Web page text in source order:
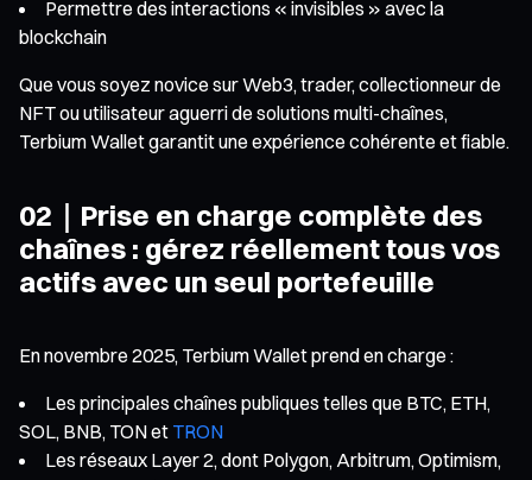
Permettre des interactions « invisibles » avec la
blockchain
Que vous soyez novice sur Web3, trader, collectionneur de
NFT ou utilisateur aguerri de solutions multi-chaînes,
Terbium Wallet garantit une expérience cohérente et fiable.
02｜Prise en charge complète des
chaînes : gérez réellement tous vos
actifs avec un seul portefeuille
En novembre 2025, Terbium Wallet prend en charge :
Les principales chaînes publiques telles que BTC, ETH,
SOL, BNB, TON et TRON
Les réseaux Layer 2, dont Polygon, Arbitrum, Optimism,